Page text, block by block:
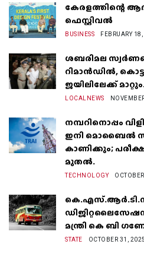
കേരളത്തിന്റെ
ഫെസ്റ്റിവൽ
BUSINESS FEBRUARY
ശബരിമല
റിമാൻഡിൽ,
ജയിലിലേക്ക്
LOCALNEWS
നമ്പറിനൊപ്പം
ഇനി മൊബൈൽ
കാണിക്കും;
മുതല്‍.
TECHNOLOGY
മന്ത്രി കെ ബി
STATE OCTOBER 31, 2025